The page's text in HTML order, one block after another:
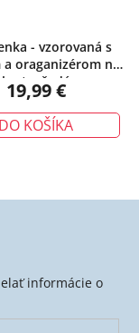
- vzorovaná s
oraganizérom na
karty, šedá
19,99 €
DO KOŠÍKA
informácie o